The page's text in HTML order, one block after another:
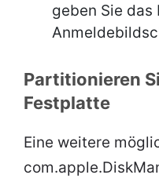
geben Sie das
Partitionieren
Festplatte
Eine weitere